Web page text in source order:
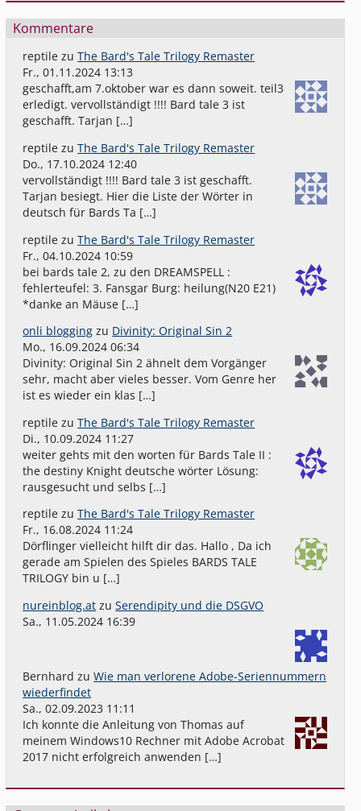
Kommentare
reptile zuThe Bard's Tale Trilogy Remaster
Fr., 01.11.2024 13:13
geschafft,am 7.oktober war es dann soweit. teil3
erledigt. vervollständigt !!!! Bard tale 3 ist
geschafft. Tarjan […]
reptile zuThe Bard's Tale Trilogy Remaster
Do., 17.10.2024 12:40
vervollständigt !!!! Bard tale 3 ist geschafft.
Tarjan besiegt. Hier die Liste der Wörter in
deutsch für Bards Ta […]
reptile zuThe Bard's Tale Trilogy Remaster
Fr., 04.10.2024 10:59
bei bards tale 2, zu den DREAMSPELL :
fehlerteufel: 3. Fansgar Burg: heilung(N20 E21)
*danke an Mäuse […]
onli blogging zu Divinity: Original Sin 2
Mo., 16.09.2024 06:34
Divinity: Original Sin 2 ähnelt dem Vorgänger
sehr, macht aber vieles besser. Vom Genre her
ist es wieder ein klas […]
reptile zuThe Bard's Tale Trilogy Remaster
Di., 10.09.2024 11:27
weiter gehts mit den worten für Bards Tale II :
the destiny Knight deutsche wörter Lösung:
rausgesucht und selbs […]
reptile zuThe Bard's Tale Trilogy Remaster
Fr., 16.08.2024 11:24
Dörflinger vielleicht hilft dir das. Hallo , Da ich
gerade am Spielen des Spieles BARDS TALE
TRILOGY bin u […]
nureinblog.at zuSerendipity und die DSGVO
Sa., 11.05.2024 16:39
Bernhard zuWie man verlorene Adobe-Seriennummern
wiederfindet
Sa., 02.09.2023 11:11
Ich konnte die Anleitung von Thomas auf
meinem Windows10 Rechner mit Adobe Acrobat
2017 nicht erfolgreich anwenden […]